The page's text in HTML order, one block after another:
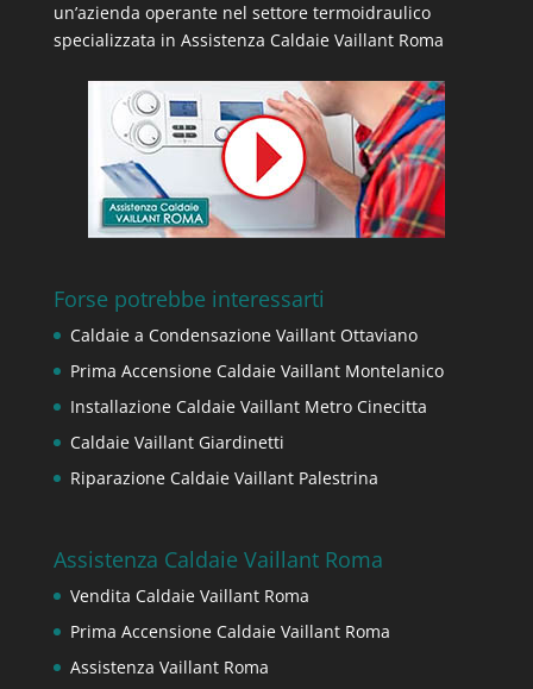
un’azienda operante nel settore termoidraulico
specializzata in Assistenza Caldaie Vaillant Roma
Forse potrebbe interessarti
Caldaie a Condensazione Vaillant Ottaviano
Prima Accensione Caldaie Vaillant Montelanico
Installazione Caldaie Vaillant Metro Cinecitta
Caldaie Vaillant Giardinetti
Riparazione Caldaie Vaillant Palestrina
Assistenza Caldaie Vaillant Roma
Vendita Caldaie Vaillant Roma
Prima Accensione Caldaie Vaillant Roma
Assistenza Vaillant Roma